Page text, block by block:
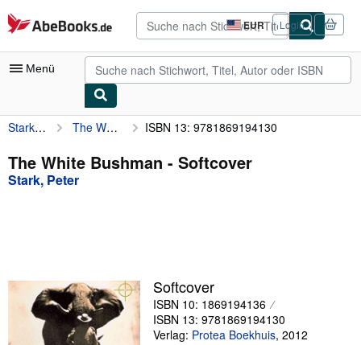
Zum Hauptinhalt
AbeBooks.de EUR
Seite
der
Einkaufseinstellungen.
Login
Menü
Nutzerkonto
Meine Bestellungen
Detailsuche
Verkäufer
Verkäufer werden
Stark, Peter The White Bushman ISBN 13: 9781869194130
The White Bushman - Softcover
Stark, Peter
Softcover
ISBN 10: 1869194136
ISBN 13: 9781869194130
Verlag: Protea Boekhuis, 2012